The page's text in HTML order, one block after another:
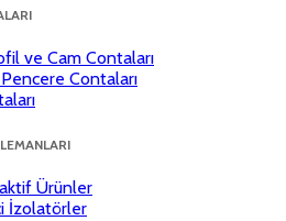
ve Cam Contaları
Contaları
Ürünler
İzolatörler